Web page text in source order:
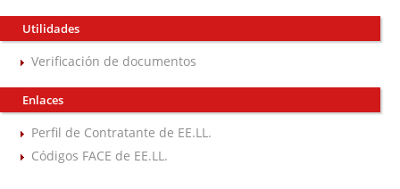
Utilidades
Verificación de documentos
Enlaces
Perfil de Contratante de EE.LL.
Códigos FACE de EE.LL.